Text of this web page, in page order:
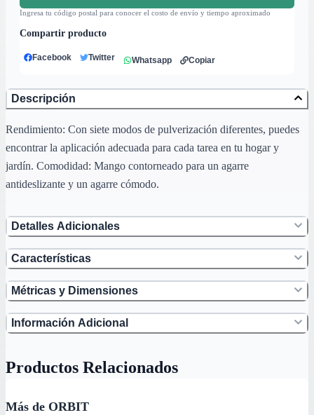
Ingresa tu código postal para conocer el costo de envío y tiempo aproximado
Compartir producto
Facebook Twitter Whatsapp Copiar
Descripción
Rendimiento: Con siete modos de pulverización diferentes, puedes
encontrar la aplicación adecuada para cada tarea en tu hogar y
jardín. Comodidad: Mango contorneado para un agarre
antideslizante y un agarre cómodo.
Detalles Adicionales
Características
Métricas y Dimensiones
Información Adicional
Productos Relacionados
Más de ORBIT